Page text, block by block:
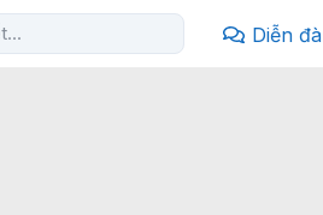
Diễn